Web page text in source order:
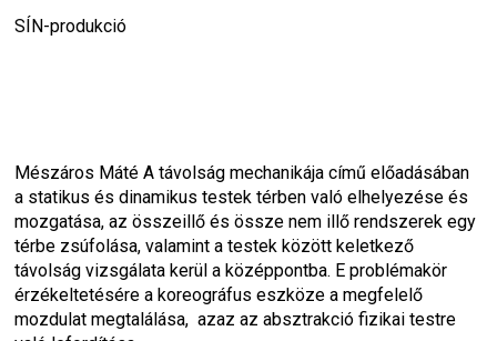
SÍN-produkció
Mészáros Máté A távolság mechanikája című előadásában
a statikus és dinamikus testek térben való elhelyezése és
mozgatása, az összeillő és össze nem illő rendszerek egy
térbe zsúfolása, valamint a testek között keletkező
távolság vizsgálata kerül a középpontba. E problémakör
érzékeltetésére a koreográfus eszköze a megfelelő
mozdulat megtalálása,  azaz az absztrakció fizikai testre